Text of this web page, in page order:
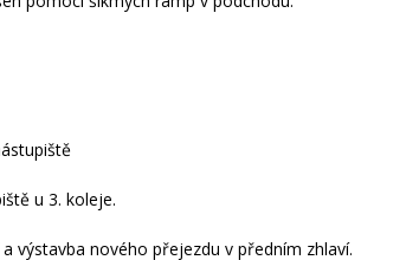
u 3. koleje.
výstavba nového přejezdu v předním zhlaví.